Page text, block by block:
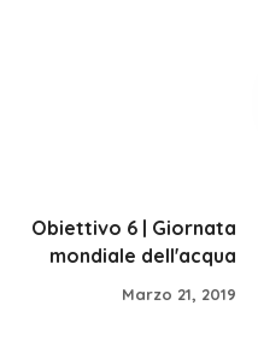
Obiettivo 6 | Giornata
mondiale dell'acqua
Marzo 21, 2019